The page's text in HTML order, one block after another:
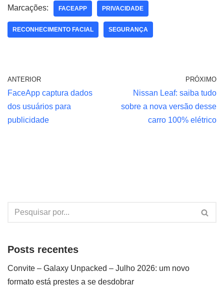
Marcações: FACEAPP PRIVACIDADE
RECONHECIMENTO FACIAL SEGURANÇA
ANTERIOR
FaceApp captura dados
dos usuários para
publicidade
PRÓXIMO
Nissan Leaf: saiba tudo
sobre a nova versão desse
carro 100% elétrico
Posts recentes
Convite – Galaxy Unpacked – Julho 2026: um novo
formato está prestes a se desdobrar